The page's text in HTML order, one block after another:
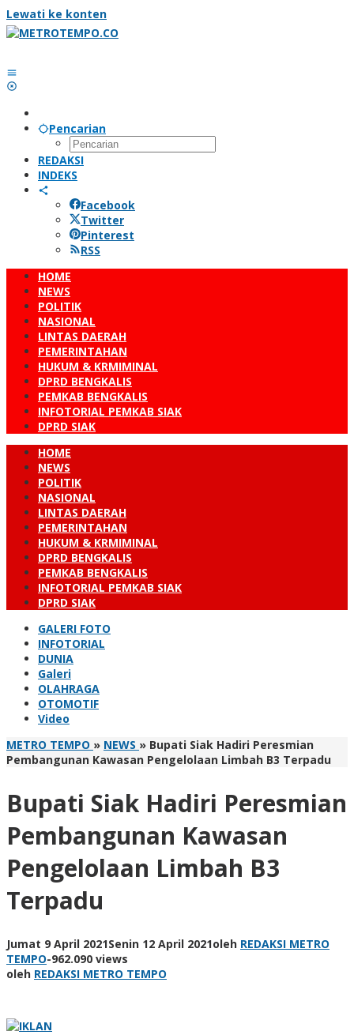
Lewati ke konten
Pencarian
REDAKSI
INDEKS
Facebook
Twitter
Pinterest
RSS
HOME
NEWS
POLITIK
NASIONAL
LINTAS DAERAH
PEMERINTAHAN
HUKUM & KRMIMINAL
DPRD BENGKALIS
PEMKAB BENGKALIS
INFOTORIAL PEMKAB SIAK
DPRD SIAK
HOME
NEWS
POLITIK
NASIONAL
LINTAS DAERAH
PEMERINTAHAN
HUKUM & KRMIMINAL
DPRD BENGKALIS
PEMKAB BENGKALIS
INFOTORIAL PEMKAB SIAK
DPRD SIAK
GALERI FOTO
INFOTORIAL
DUNIA
Galeri
OLAHRAGA
OTOMOTIF
Video
METRO TEMPO » NEWS » Bupati Siak Hadiri Peresmian
Pembangunan Kawasan Pengelolaan Limbah B3 Terpadu
Bupati Siak Hadiri Peresmian
Pembangunan Kawasan
Pengelolaan Limbah B3
Terpadu
Jumat 9 April 2021Senin 12 April 2021oleh REDAKSI METRO
TEMPO-962.090 views
oleh REDAKSI METRO TEMPO